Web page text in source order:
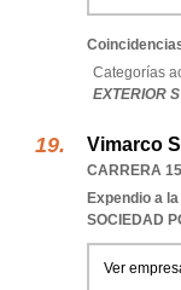
Categorías
EXTERIOR
Vimarco
CARRERA
Expendio a
SOCIEDAD
Ver